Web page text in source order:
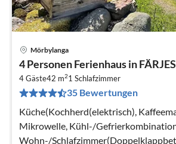
Mörbylanga
4 Personen Ferienhaus in
4 Gäste42 m21 Schlafzimmer
35 Bewertungen
Küche(Kochherd(elektrisch),
Mikrowelle, Kühl-/
Wohn-/